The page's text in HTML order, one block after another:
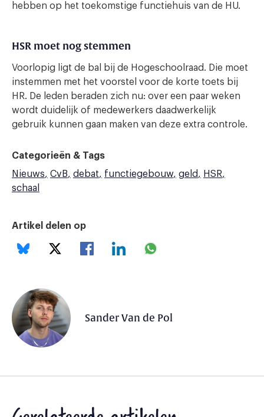
hebben op het toekomstige functiehuis van de HU.
HSR moet nog stemmen
Voorlopig ligt de bal bij de Hogeschoolraad. Die moet
instemmen met het voorstel voor de korte toets bij
HR. De leden beraden zich nu: over een paar weken
wordt duidelijk of medewerkers daadwerkelijk
gebruik kunnen gaan maken van deze extra controle.
Categorieën & Tags
Nieuws
CvB debat functiegebouw geld
HSR
schaal
Artikel delen op
Sander Van de Pol